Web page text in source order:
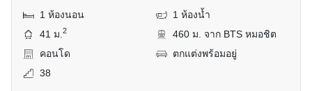
1 ห้องนอน
1 ห้องน้ำ
41 ม.2
460 ม. จาก BTS หมอชิต
คอนโด
ตกแต่งพร้อมอยู่
38